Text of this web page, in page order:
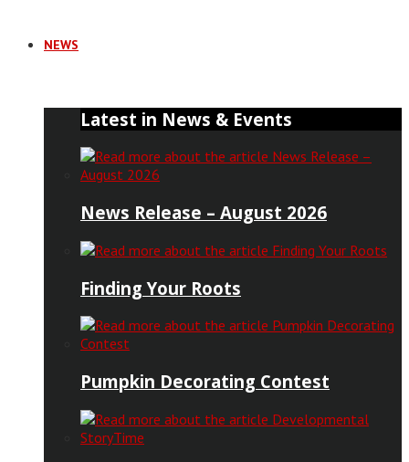
NEWS
Latest in News & Events
News Release – August 2026
Finding Your Roots
Pumpkin Decorating Contest